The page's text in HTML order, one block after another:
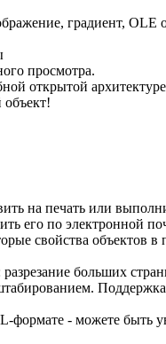
градиент, OLE
просмотра.
открытой
на печать или
его по электронной
свойства объектов в
больших
формате - можете быть